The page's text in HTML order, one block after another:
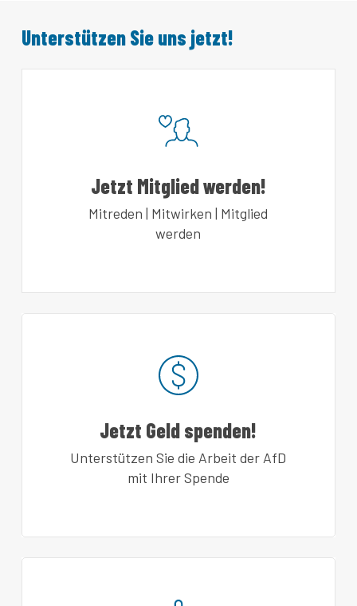
Unterstützen Sie uns jetzt!
Jetzt Mitglied werden!
Mitreden | Mitwirken | Mitglied
werden
Jetzt Geld spenden!
Unterstützen Sie die Arbeit der AfD
mit Ihrer Spende